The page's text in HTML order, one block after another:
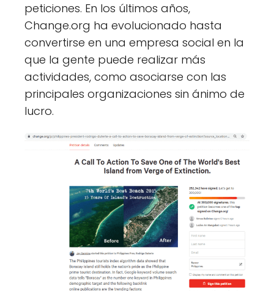
peticiones. En los últimos años,
Change.org ha evolucionado hasta
convertirse en una empresa social en la
que la gente puede realizar más
actividades, como asociarse con las
principales organizaciones sin ánimo de
lucro.